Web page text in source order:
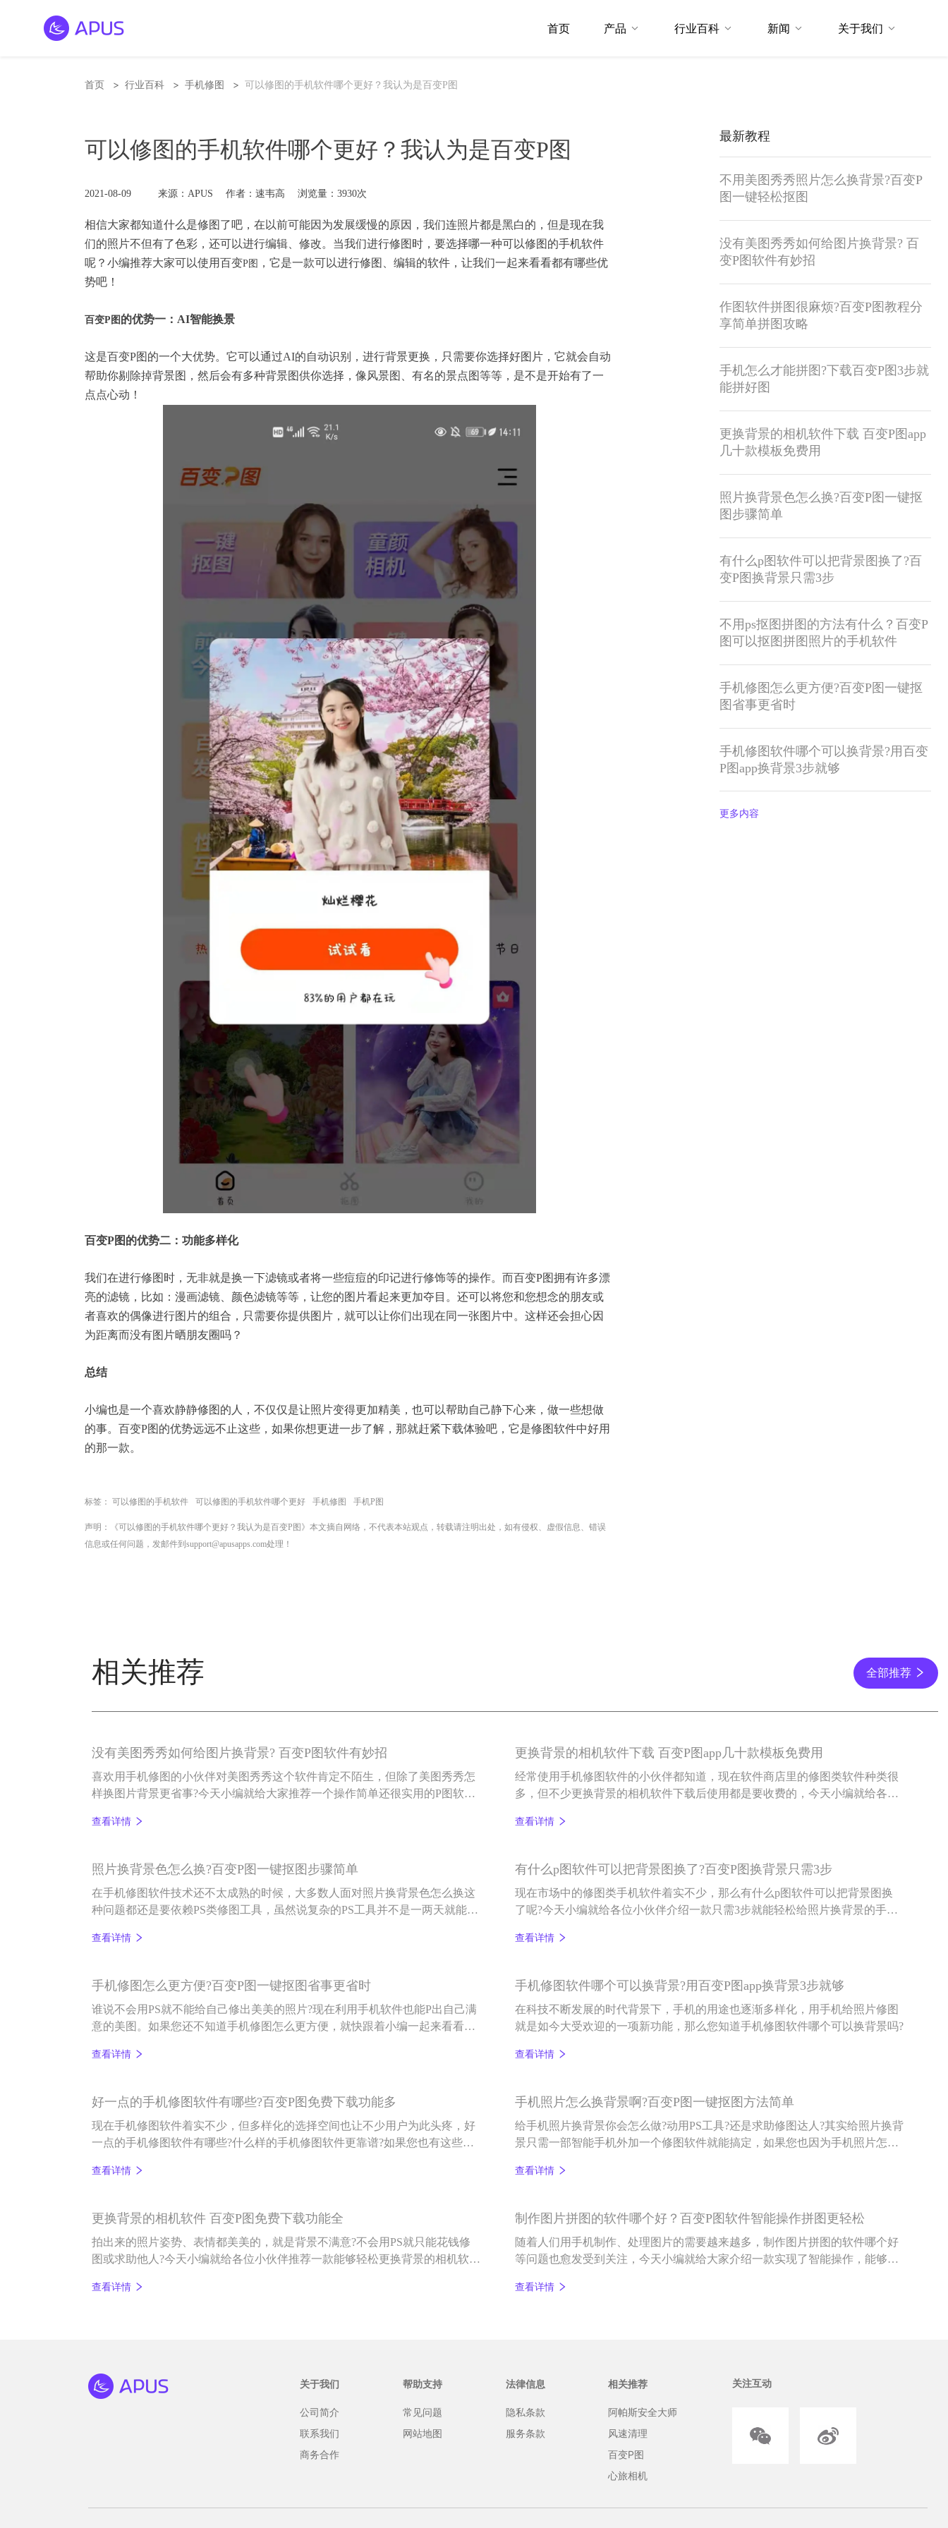
首页 产品 行业百科 新闻 关于我们
首页 > 行业百科 > 手机修图 > 可以修图的手机软件哪个更好？我认为是百变P图
可以修图的手机软件哪个更好？我认为是百变P图
2021-08-09 来源：APUS 作者：速韦高 浏览量：3930次
相信大家都知道什么是修图了吧，在以前可能因为发展缓慢的原因，我们连照片都是黑白的，但是现在我
们的照片不但有了色彩，还可以进行编辑、修改。当我们进行修图时，要选择哪一种可以修图的手机软件
呢？小编推荐大家可以使用百变P图
，它是一款可以进行修图、编辑的软件，让我们一起来看看都有哪些优
势吧！
百变P图 的优势一：AI智能换景
这是百变P图 的一个大优势。它可以通过AI的自动识别，进行背景更换，只需要你选择好图片，它就会自动
帮助你剔除掉背景图，然后会有多种背景图供你选择，像风景图、有名的景点图等等，是不是开始有了一
点点心动！
百变P图的优势二：功能多样化
我们在进行修图时，无非就是换一下滤镜或者将一些痘痘的印记进行修饰等的操作。而百变P图拥有许多漂
亮的滤镜，比如：漫画滤镜、颜色滤镜等等，让您的图片看起来更加夺目。还可以将您和您想念的朋友或
者喜欢的偶像进行图片的组合，只需要你提供图片，就可以让你们出现在同一张图片中。这样还会担心因
为距离而没有图片晒朋友圈吗？
总结
小编也是一个喜欢静静修图的人，不仅仅是让照片变得更加精美，也可以帮助自己静下心来，做一些想做
的事。百变P图的优势远远不止这些，如果你想更进一步了解，那就赶紧下载体验吧，它是修图软件中好用
的那一款。
标签： 可以修图的手机软件 可以修图的手机软件哪个更好 手机修图 手机P图
声明：《可以修图的手机软件哪个更好？我认为是百变P图》本文摘自网络，不代表本站观点，转载请注明出处，如有侵权、虚假信息、错误
信息或任何问题，发邮件到support@apusapps.com处理！
相关推荐 全部推荐
没有美图秀秀如何给图片换背景? 百变P图软件有妙招
喜欢用手机修图的小伙伴对美图秀秀这个软件肯定不陌生，但除了美图秀秀怎
样换图片背景更省事?今天小编就给大家推荐一个操作简单还很实用的P图软件
查看详情
更换背景的相机软件下载 百变P图app几十款模板免费用
经常使用手机修图软件的小伙伴都知道，现在软件商店里的修图类软件种类很
多，但不少更换背景的相机软件下载后使用都是要收费的，今天小编就给各位
查看详情
照片换背景色怎么换?百变P图一键抠图步骤简单
在手机修图软件技术还不太成熟的时候，大多数人面对照片换背景色怎么换这
种问题都还是要依赖PS类修图工具，虽然说复杂的PS工具并不是一两天就能学
景操作。
查看详情
有什么p图软件可以把背景图换了?百变P图换背景只需3步
现在市场中的修图类手机软件着实不少，那么有什么p图软件可以把背景图换
了呢?今天小编就给各位小伙伴介绍一款只需3步就能轻松给照片换背景的手机
查看详情
手机修图怎么更方便?百变P图一键抠图省事更省时
谁说不会用PS就不能给自己修出美美的照片?现在利用手机软件也能P出自己满
意的美图。如果您还不知道手机修图怎么更方便，就快跟着小编一起来看看智
查看详情
手机修图软件哪个可以换背景?用百变P图app换背景3步就够
在科技不断发展的时代背景下，手机的用途也逐渐多样化，用手机给照片修图
就是如今大受欢迎的一项新功能，那么您知道手机修图软件哪个可以换背景吗?
查看详情
好一点的手机修图软件有哪些?百变P图免费下载功能多
现在手机修图软件着实不少，但多样化的选择空间也让不少用户为此头疼，好
一点的手机修图软件有哪些?什么样的手机修图软件更靠谱?如果您也有这些疑
查看详情
手机照片怎么换背景啊?百变P图一键抠图方法简单
给手机照片换背景你会怎么做?动用PS工具?还是求助修图达人?其实给照片换背
景只需一部智能手机外加一个修图软件就能搞定，如果您也因为手机照片怎么
的简单新方法。
查看详情
更换背景的相机软件 百变P图免费下载功能全
拍出来的照片姿势、表情都美美的，就是背景不满意?不会用PS就只能花钱修
图或求助他人?今天小编就给各位小伙伴推荐一款能够轻松更换背景的相机软件
查看详情
制作图片拼图的软件哪个好？百变P图软件智能操作拼图更轻松
随着人们用手机制作、处理图片的需要越来越多，制作图片拼图的软件哪个好
等问题也愈发受到关注，今天小编就给大家介绍一款实现了智能操作，能够轻
查看详情
最新教程
不用美图秀秀照片怎么换背景?百变P
图一键轻松抠图
没有美图秀秀如何给图片换背景? 百
变P图软件有妙招
作图软件拼图很麻烦?百变P图教程分
享简单拼图攻略
手机怎么才能拼图?下载百变P图3步就
能拼好图
更换背景的相机软件下载 百变P图app
几十款模板免费用
照片换背景色怎么换?百变P图一键抠
图步骤简单
有什么p图软件可以把背景图换了?百
变P图换背景只需3步
不用ps抠图拼图的方法有什么？百变P
图可以抠图拼图照片的手机软件
手机修图怎么更方便?百变P图一键抠
图省事更省时
手机修图软件哪个可以换背景?用百变
P图app换背景3步就够
更多内容
关于我们
公司简介
联系我们
商务合作
帮助支持
常见问题
网站地图
法律信息
隐私条款
服务条款
相关推荐
阿帕斯安全大师
风速清理
百变P图
心旅相机
关注互动